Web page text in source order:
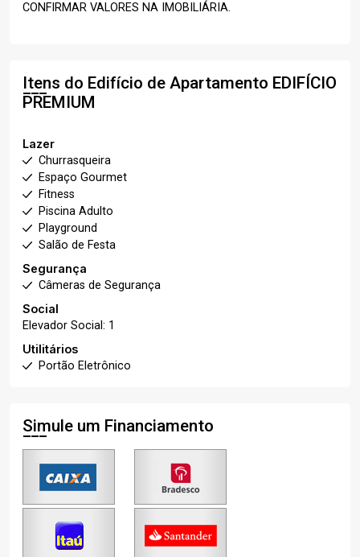
CONFIRMAR VALORES NA IMOBILIÁRIA.
Itens do Edifício de Apartamento EDIFÍCIO
PREMIUM
Lazer
Churrasqueira
Espaço Gourmet
Fitness
Piscina Adulto
Playground
Salão de Festa
Segurança
Câmeras de Segurança
Social
Elevador Social: 1
Utilitários
Portão Eletrônico
Simule um Financiamento